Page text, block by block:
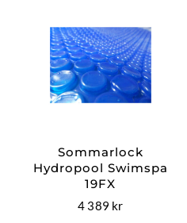
Sommarlock
Hydropool Swimspa
19FX
4 389 kr